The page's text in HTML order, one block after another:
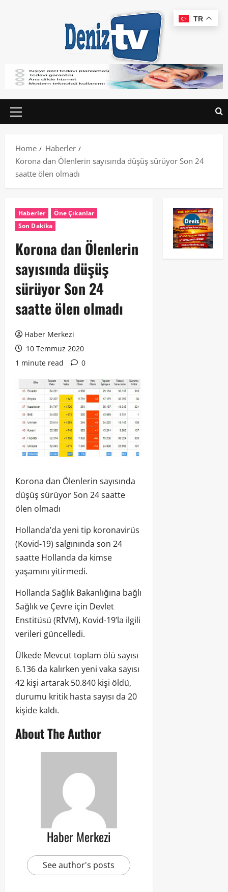
Home
Haberler
Korona dan Ölenlerin sayısında düşüş sürüyor Son 24
saatte ölen olmadı
Haberler
Öne Çıkanlar
Son Dakika
Korona dan Ölenlerin
sayısında düşüş
sürüyor Son 24
saatte ölen olmadı
Haber Merkezi
10 Temmuz 2020
1 minute read
0
Korona dan Ölenlerin sayısında
düşüş sürüyor Son 24 saatte
ölen olmadı
Hollanda’da yeni tip koronavirüs
(Kovid-19) salgınında son 24
saatte Hollanda da kimse
yaşamını yitirmedi.
Hollanda Sağlık Bakanlığına bağlı
Sağlık ve Çevre için Devlet
Enstitüsü (RİVM), Kovid-19’la ilgili
verileri güncelledi.
Ülkede Mevcut toplam ölü sayısı
6.136 da kalırken yeni vaka sayısı
42 kişi artarak 50.840 kişi öldü,
durumu kritik hasta sayısı da 20
kişide kaldı.
About The Author
Haber Merkezi
See author's posts
TR